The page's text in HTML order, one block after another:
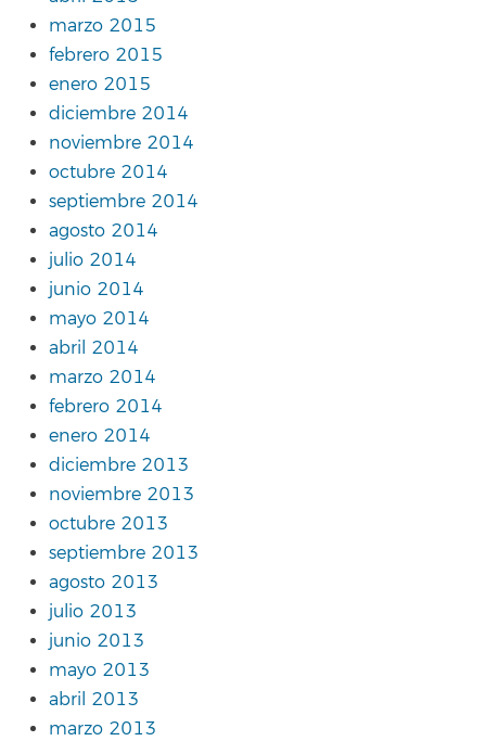
marzo 2015
febrero 2015
enero 2015
diciembre 2014
noviembre 2014
octubre 2014
septiembre 2014
agosto 2014
julio 2014
junio 2014
mayo 2014
abril 2014
marzo 2014
febrero 2014
enero 2014
diciembre 2013
noviembre 2013
octubre 2013
septiembre 2013
agosto 2013
julio 2013
junio 2013
mayo 2013
abril 2013
marzo 2013